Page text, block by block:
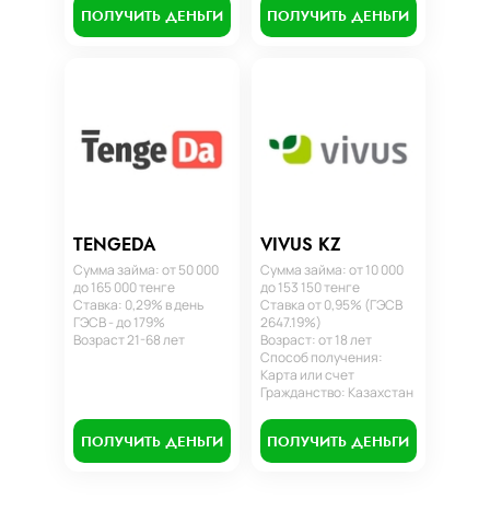
ПОЛУЧИТЬ ДЕНЬГИ ПОЛУЧИТЬ ДЕНЬГИ
TENGEDA
Сумма займа: от 50 000
до 165 000 тенге
Ставка: 0,29% в день
ГЭСВ - до 179%
Возраст 21-68 лет
ПОЛУЧИТЬ ДЕНЬГИ
VIVUS KZ
Сумма займа: от 10 000
до 153 150 тенге
Ставка от 0,95% (ГЭСВ
2647.19%)
Возраст: от 18 лет
Способ получения:
Карта или счет
Гражданство: Казахстан
ПОЛУЧИТЬ ДЕНЬГИ